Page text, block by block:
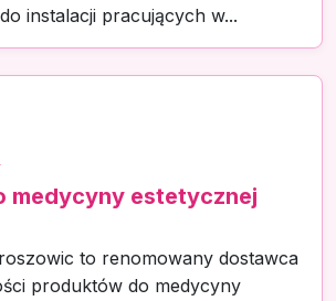
instalacji pracujących w...
medycyny estetycznej
to renomowany dostawca
produktów do medycyny